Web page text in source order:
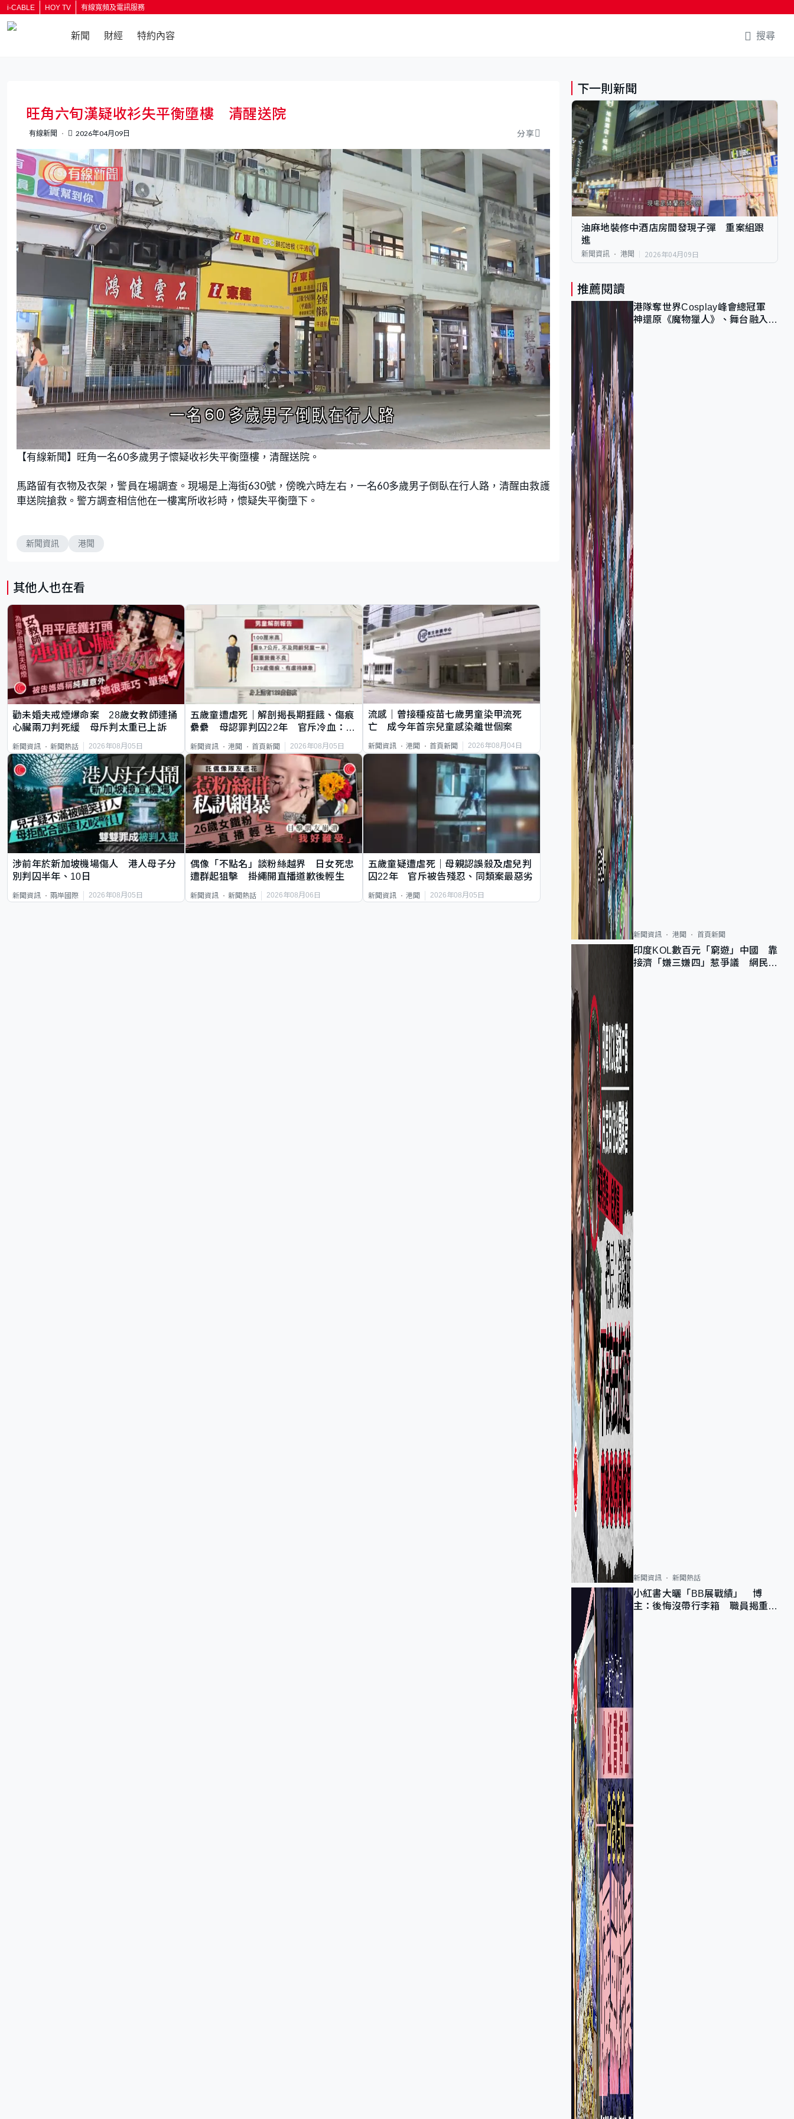
i-CABLE HOY TV 有線寬頻及電訊服務
新聞 財經 特約內容 搜尋
旺角六旬漢疑收衫失平衡墮樓 清醒送院
有線新聞 2026年04月09日 分享
n
m
u
L
a
d
1
0
0
.
0
【有線新聞】旺角一名60多歲男子懷疑收衫失平衡墮樓，清醒送院。
馬路留有衣物及衣架，警員在場調查。現場是上海街630號，傍晚六時左右，一名60多歲男子倒臥在行人路，清醒由救護
車送院搶救。警方調查相信他在一樓寓所收衫時，懷疑失平衡墮下。
新聞資訊 港聞
其他人也在看
勸未婚夫戒煙爆命案 28歲女教師連捅
心臟兩刀判死緩 母斥判太重已上訴
新聞資訊 新聞熱話 2026年08月05日
五歲童遭虐死｜解剖揭長期捱餓、傷痕
纍纍 母認罪判囚22年 官斥冷血：同
新聞資訊 港聞 首頁新聞 2026年08月05日
流感｜曾接種疫苗七歲男童染甲流死
亡 成今年首宗兒童感染離世個案
新聞資訊 港聞 首頁新聞 2026年08月04日
涉前年於新加坡機場傷人 港人母子分
別判囚半年、10日
新聞資訊 兩岸國際 2026年08月05日
偶像「不點名」談粉絲越界 日女死忠
遭群起狙擊 掛繩開直播道歉後輕生
新聞資訊 新聞熱話 2026年08月06日
五歲童疑遭虐死｜母親認誤殺及虐兒判
囚22年 官斥被告殘忍、同類案最惡劣
新聞資訊 港聞 2026年08月05日
下一則新聞
油麻地裝修中酒店房間發現子彈 重案組跟
進
新聞資訊 港聞 2026年04月09日
推薦閱讀
港隊奪世界Cosplay峰會總冠軍
神還原《魔物獵人》、舞台融入獅
新聞資訊 港聞 首頁新聞
印度KOL數百元「窮遊」中國 靠
接濟「嫌三嫌四」惹爭議 網民：
新聞資訊 新聞熱話
小紅書大曬「BB展戰績」 博
主：後悔沒帶行李箱 職員揭重複